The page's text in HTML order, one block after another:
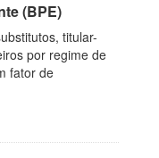
(BPE)
titular-
por regime de
fator de